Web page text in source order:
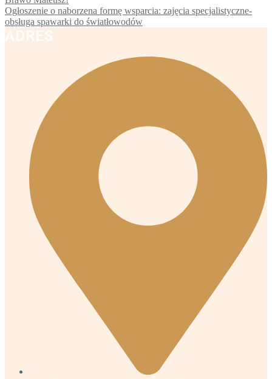
Ogłoszenie o naborzena formę wsparcia: zajęcia specjalistyczne-
obsługa spawarki do światłowodów
ADRES